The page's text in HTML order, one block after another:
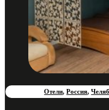
Отели,Россия,